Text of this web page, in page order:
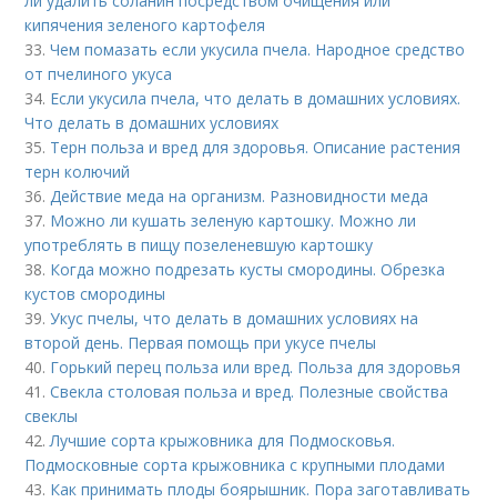
кипячения зеленого картофеля
33.Чем помазать если укусила пчела. Народное средство
от пчелиного укуса
34. Если укусила пчела, что делать в домашних условиях.
Что делать в домашних условиях
35. Терн польза и вред для здоровья. Описание растения
терн колючий
36.Действие меда на организм. Разновидности меда
37. Можно ли кушать зеленую картошку. Можно ли
употреблять в пищу позеленевшую картошку
38. Когда можно подрезать кусты смородины. Обрезка
кустов смородины
39.Укус пчелы, что делать в домашних условиях на
второй день. Первая помощь при укусе пчелы
40. Горький перец польза или вред. Польза для здоровья
41.Свекла столовая польза и вред. Полезные свойства
свеклы
42.Лучшие сорта крыжовника для Подмосковья.
Подмосковные сорта крыжовника с крупными плодами
43. Как принимать плоды боярышник. Пора заготавливать